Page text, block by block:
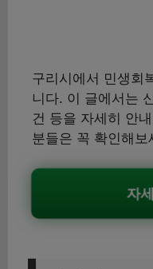
구리시에서 민생회
니다. 이 글에서는
건 등을 자세히 안
분들은 꼭 확인해보
자